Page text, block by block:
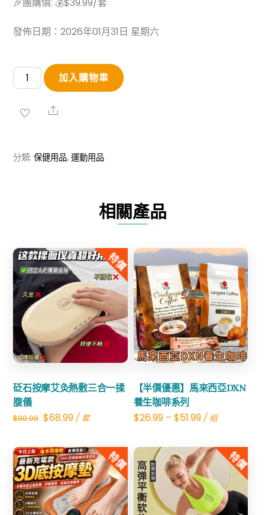
發佈日期：2026年01月31日 星期六
MEGELIN
智
能
拳
加入購物車
Share
分類:保健用品,運動用品
相關產品
特價
砭石按摩艾灸熱敷三合一揉
腹儀
$90.00 Original
was:
$90.00.
$68.99Current
is:
$68.99.
/ 套
Share
【半價優惠】馬來西亞DXN
養生咖啡系列
$26.99– $51.99/ 組
Share
特價 特價